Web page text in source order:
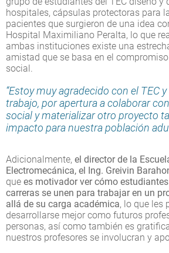
hospitales, cápsulas protectoras para
pacientes que surgieron de una idea
Hospital Maximiliano Peralta, lo que
ambas instituciones existe una
amistad que se basa en el
social.
“Estoy muy agradecido con el TEC
trabajo, por apertura a colaborar
social y materializar otro proyecto
impacto para nuestra población
Adicionalmente, el director de la
Electromecánica, el Ing. Greivin
que es motivador ver cómo
carreras se unen para trabajar en un
allá de su carga académica, lo que les
desarrollarse mejor como futuros
personas, así como también es
nuestros profesores se involucran y